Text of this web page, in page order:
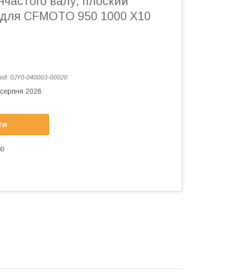
CFMOTO 950 1000 X10
0JY0-040003-00020
2026